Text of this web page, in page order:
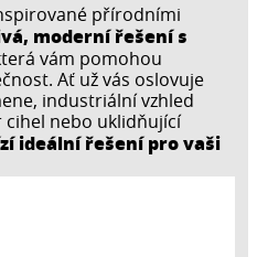
přírodními
moderní řešení s
vám pomohou
Ať už vás oslovuje
industriální vzhled
cihel nebo uklidňující
ideální řešení pro vaši